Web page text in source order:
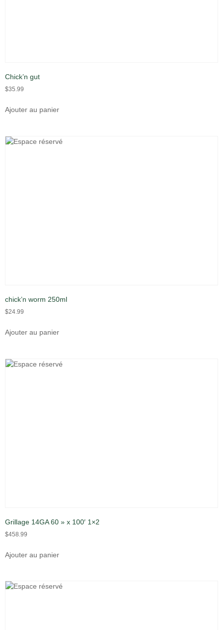
Chick’n gut
$35.99
Ajouter au panier
chick’n worm 250ml
$24.99
Ajouter au panier
Grillage 14GA 60 » x 100′ 1×2
$458.99
Ajouter au panier